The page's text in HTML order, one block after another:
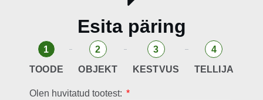
Esita päring
1
TOODE
2
OBJEKT
3
KESTVUS
4
TELLIJA
Olen huvitatud tootest: